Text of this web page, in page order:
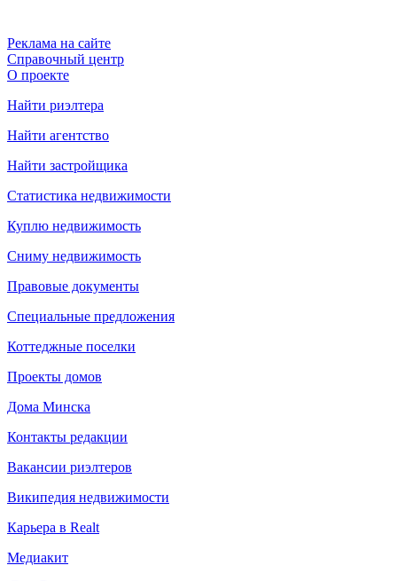
Реклама на сайте
Справочный центр
О проекте
Найти риэлтера
Найти агентство
Найти застройщика
Статистика недвижимости
Куплю недвижимость
Сниму недвижимость
Правовые документы
Специальные предложения
Коттеджные поселки
Проекты домов
Дома Минска
Контакты редакции
Вакансии риэлтеров
Википедия недвижимости
Карьера в Realt
Медиакит